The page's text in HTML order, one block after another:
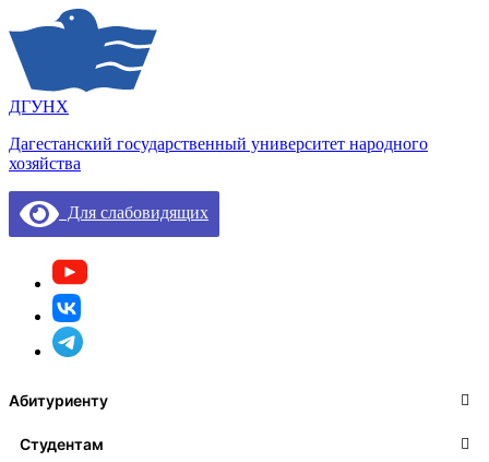
ДГУНХ
Дагестанский государственный университет народного
хозяйства
Для слабовидящих
Абитуриенту
Студентам